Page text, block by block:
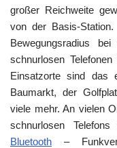
großer Reichweite
von der Basis-
Bewegungsradius
schnurlosen
Einsatzorte sind das
Baumarkt, der
viele mehr. An vielen
schnurlosen
Bluetooth –